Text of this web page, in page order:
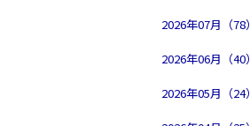
2026年07月（78）
2026年06月（40）
2026年05月（24）